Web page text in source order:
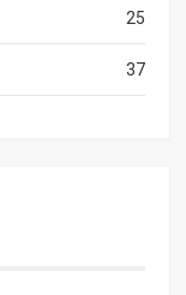
25
37